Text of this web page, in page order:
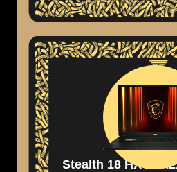
Stealth 18 HX AI